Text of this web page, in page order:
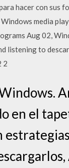
hacer con sus
media
Aug 02,
listening to
2
en el